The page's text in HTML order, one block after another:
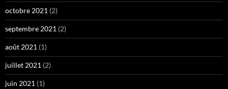
octobre 2021 (2)
septembre 2021 (2)
août 2021 (1)
juillet 2021 (2)
juin 2021 (1)